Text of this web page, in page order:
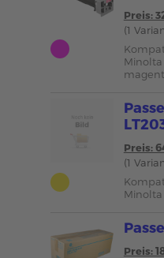
Preis:
(1
Minolta
Preis:
(1
Minolta
Preis: